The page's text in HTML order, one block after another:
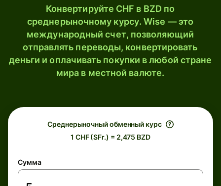
Конвертируйте CHF в BZD по
среднерыночному курсу. Wise — это
международный счет, позволяющий
отправлять переводы, конвертировать
деньги и оплачивать покупки в любой стране
мира в местной валюте.
Среднерыночный обменный курс
1 CHF (SFr.) = 2,475 BZD
Сумма